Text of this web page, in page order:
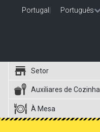
Portugal Português
Setor
Auxiliares de Cozinha
À Mesa